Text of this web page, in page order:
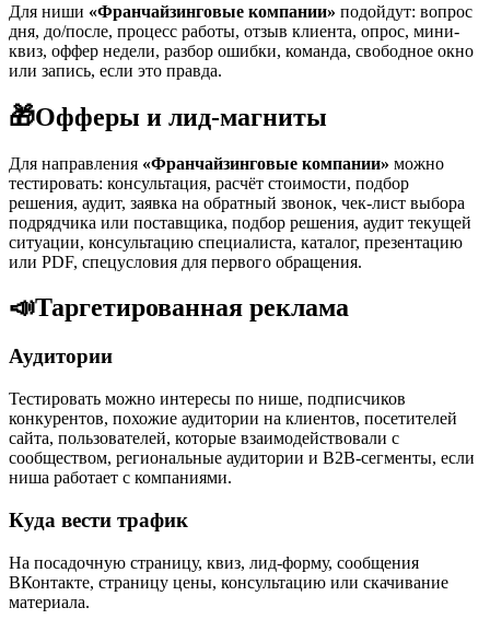
Для ниши «Франчайзинговые компании» подойдут: вопрос
дня, до/после, процесс работы, отзыв клиента, опрос, мини-
квиз, оффер недели, разбор ошибки, команда, свободное окно
или запись, если это правда.
🎁Офферы и лид-магниты
Для направления «Франчайзинговые компании» можно
тестировать: консультация, расчёт стоимости, подбор
решения, аудит, заявка на обратный звонок, чек-лист выбора
подрядчика или поставщика, подбор решения, аудит текущей
ситуации, консультацию специалиста, каталог, презентацию
или PDF, спецусловия для первого обращения.
📣Таргетированная реклама
Аудитории
Тестировать можно интересы по нише, подписчиков
конкурентов, похожие аудитории на клиентов, посетителей
сайта, пользователей, которые взаимодействовали с
сообществом, региональные аудитории и B2B-сегменты, если
ниша работает с компаниями.
Куда вести трафик
На посадочную страницу, квиз, лид-форму, сообщения
ВКонтакте, страницу цены, консультацию или скачивание
материала.